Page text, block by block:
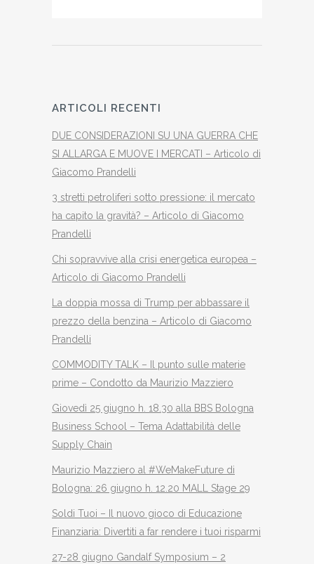
ARTICOLI RECENTI
DUE CONSIDERAZIONI SU UNA GUERRA CHE
SI ALLARGA E MUOVE I MERCATI – Articolo di
Giacomo Prandelli
3 stretti petroliferi sotto pressione: il mercato
ha capito la gravità? – Articolo di Giacomo
Prandelli
Chi sopravvive alla crisi energetica europea –
Articolo di Giacomo Prandelli
La doppia mossa di Trump per abbassare il
prezzo della benzina – Articolo di Giacomo
Prandelli
COMMODITY TALK – Il punto sulle materie
prime – Condotto da Maurizio Mazziero
Giovedì 25 giugno h. 18.30 alla BBS Bologna
Business School – Tema Adattabilità delle
Supply Chain
Maurizio Mazziero al #WeMakeFuture di
Bologna: 26 giugno h. 12.20 MALL Stage 29
Soldi Tuoi – Il nuovo gioco di Educazione
Finanziaria: Divertiti a far rendere i tuoi risparmi
27-28 giugno Gandalf Symposium – 2